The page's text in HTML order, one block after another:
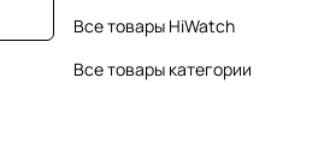
Все товары HiWatch
Все товары категории